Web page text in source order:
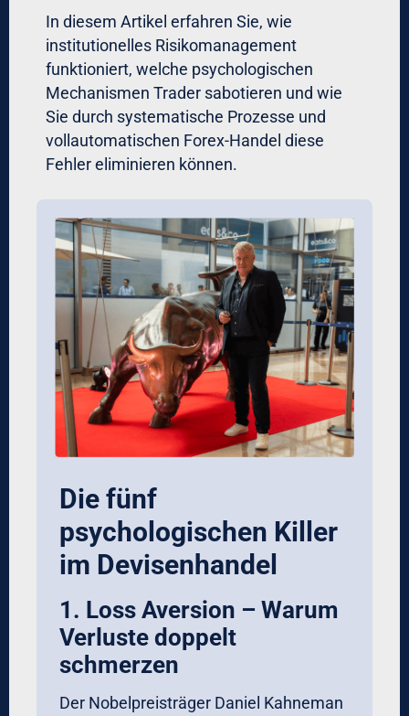
Risiko)
Wo liegt der Stop? (technisch definiert,
nicht „gefühlt“)
Wo liegt das Target? (min. Risk-
Reward 1:2)
Welche Exits? (Partial-Profit bei Level
X, Trailing-Stop ab Level Y)
manuelle Order)
Layered Entry bei großen Positionen
(VWAP-Algorithmen)
Post-Trade-Review:
War das Setup korrekt identifiziert?
Wurde die Strategie eingehalten?
Falls Abweichung: Warum?
Dokumentation!
Warum das funktioniert:
Checklisten reduzieren
Johns Hopkins). Im Devisenhandel für
erfahrene Investoren sind sie unverzichtbar.
Premium-Trading-Plattformen für Forex
integrieren solche Checklisten direkt in den
Die Macht der
Automatisierung
Der effektivste Weg, Psychologie zu